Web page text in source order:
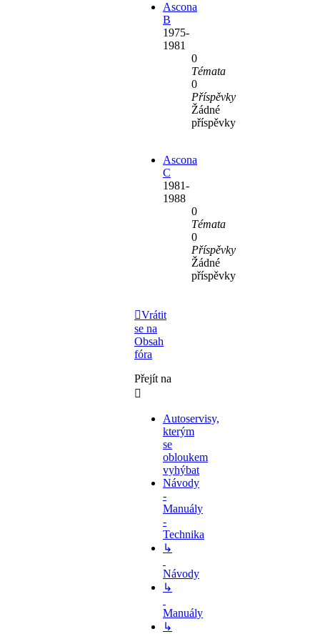
Ascona
B
1975-
1981
0
Témata
0
Příspěvky
Žádné
příspěvky
Ascona
C
1981-
1988
0
Témata
0
Příspěvky
Žádné
příspěvky
Vrátit
se na
Obsah
fóra
Přejít na
Autoservisy,
kterým
se
obloukem
vyhýbat
Návody
-
Manuály
-
Technika
↳
Návody
↳
Manuály
↳